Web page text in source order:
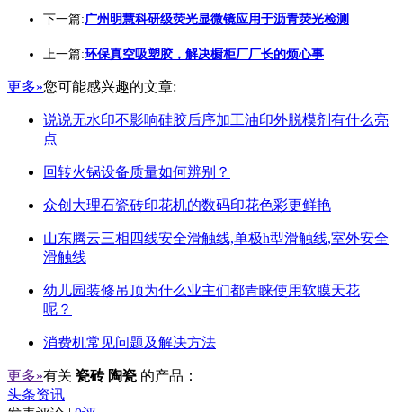
下一篇:广州明慧科研级荧光显微镜应用于沥青荧光检测
上一篇:环保真空吸塑胶，解决橱柜厂厂长的烦心事
更多»您可能感兴趣的文章:
说说无水印不影响硅胶后序加工油印外脱模剂有什么亮
点
回转火锅设备质量如何辨别？
众创大理石瓷砖印花机的数码印花色彩更鲜艳
山东腾云三相四线安全滑触线,单极h型滑触线,室外安全
滑触线
幼儿园装修吊顶为什么业主们都青睐使用软膜天花
呢？
消费机常见问题及解决方法
更多»有关 瓷砖 陶瓷 的产品：
头条资讯